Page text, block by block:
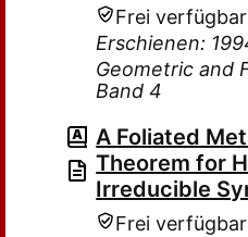
Frei verfügbar
Erschienen:
Geometric and
Band 4
A Foliated
Theorem for
Irreducible
Frei verfügbar